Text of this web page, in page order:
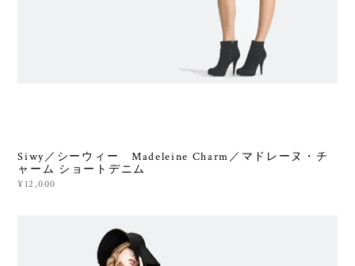
Siwy／シーウィー Madeleine Charm／マドレーヌ・チ
ャーム ショートデニム
¥12,000